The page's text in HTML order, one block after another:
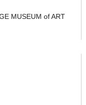
MUSEUM of ART